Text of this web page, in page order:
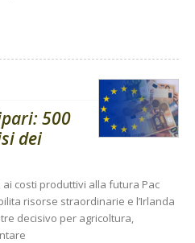
500
dei
costi produttivi alla futura Pac
risorse straordinarie e l’Irlanda
decisivo per agricoltura,